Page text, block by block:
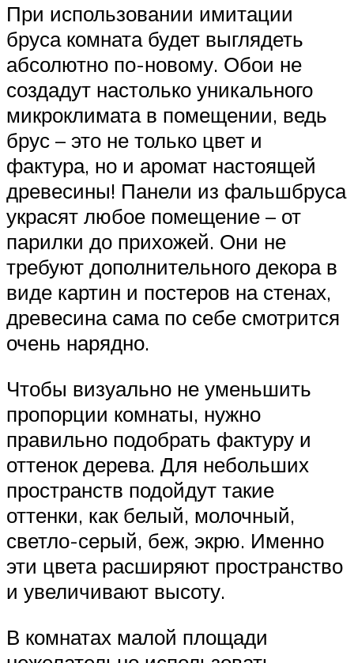
При использовании имитации
бруса комната будет выглядеть
абсолютно по-новому. Обои не
создадут настолько уникального
микроклимата в помещении, ведь
брус – это не только цвет и
фактура, но и аромат настоящей
древесины! Панели из фальшбруса
украсят любое помещение – от
парилки до прихожей. Они не
требуют дополнительного декора в
виде картин и постеров на стенах,
древесина сама по себе смотрится
очень нарядно.
Чтобы визуально не уменьшить
пропорции комнаты, нужно
правильно подобрать фактуру и
оттенок дерева. Для небольших
пространств подойдут такие
оттенки, как белый, молочный,
светло-серый, беж, экрю. Именно
эти цвета расширяют пространство
и увеличивают высоту.
В комнатах малой площади